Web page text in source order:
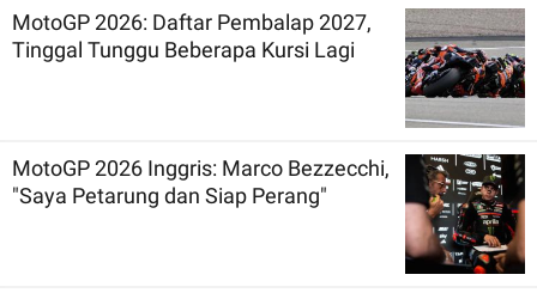
MotoGP 2026: Daftar Pembalap 2027,
Tinggal Tunggu Beberapa Kursi Lagi
MotoGP 2026 Inggris: Marco Bezzecchi,
"Saya Petarung dan Siap Perang"